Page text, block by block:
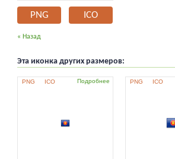
PNG ICO
« Назад
Эта иконка других размеров:
PNG ICO Подробнее PNG ICO